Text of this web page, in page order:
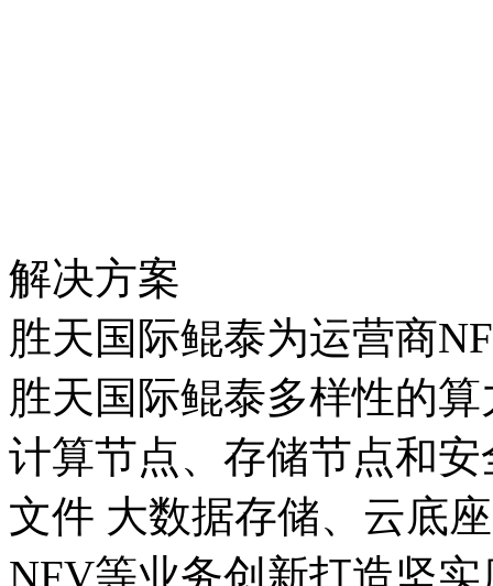
解决方案
胜天国际鲲泰为运营商
胜天国际鲲泰多样性的算
计算节点、存储节点和安
文件 大数据存储、云底座
NFV等业务创新打造坚实